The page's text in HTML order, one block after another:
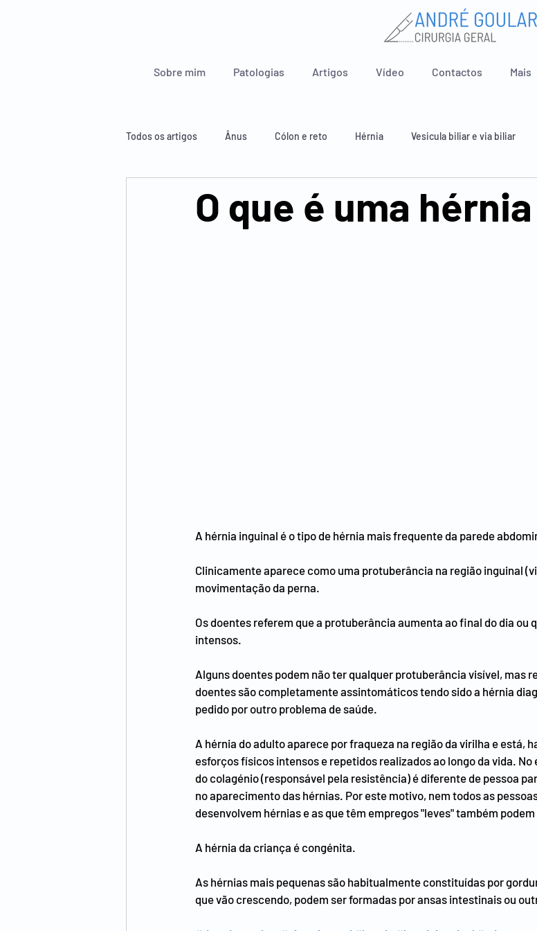
Sobre mim Patologias Artigos Vídeo Contactos Mais
Todos os artigos Ânus Cólon e reto Hérnia Vesicula biliar e via biliar
Glândulas endócrinas Esófago e estômago Intestino delgado Apêndice
O que é uma
A hérnia inguinal é o tipo de hérnia mais frequente da parede
Clinicamente aparece como uma protuberância na região inguinal
movimentação da perna.
Os doentes referem que a protuberância aumenta ao final do dia ou
intensos.
Alguns doentes podem não ter qualquer protuberância visível, mas
doentes são completamente assintomáticos tendo sido a hérnia
pedido por outro problema de saúde.
A hérnia do adulto aparece por fraqueza na região da virilha e está,
esforços físicos intensos e repetidos realizados ao longo da vida.
do colagénio (responsável pela resistência) é diferente de pessoa
no aparecimento das hérnias. Por este motivo, nem todos as
desenvolvem hérnias e as que têm empregos "leves" também
A hérnia da criança é congénita.
As hérnias mais pequenas são habitualmente constituídas por
que vão crescendo, podem ser formadas por ansas intestinais ou